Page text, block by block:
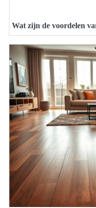
Wat zijn de voordelen